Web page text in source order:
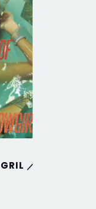
／